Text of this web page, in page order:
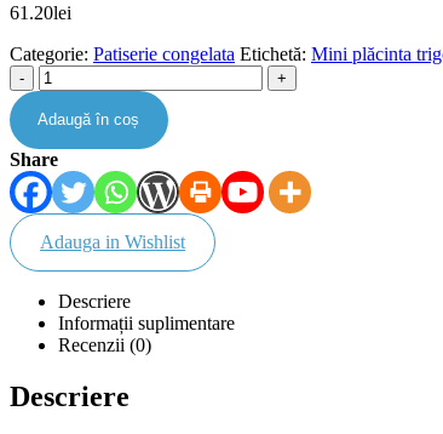
61.20lei
Categorie: Patiserie congelata Etichetă: Mini plăcinta
- +
Adaugă în coș
Share
Adauga in Wishlist
Descriere
Informații suplimentare
Recenzii (0)
Descriere